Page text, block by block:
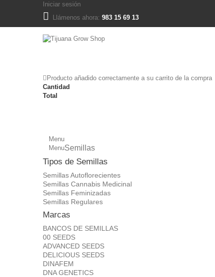
Iniciar sesión
Llámenos ahora: 983 15 69 13
Producto añadido correctamente a su carrito de la compra
Cantidad
Total
Menu
MenuSemillas
Tipos de Semillas
Semillas Autoflorecientes
Semillas Cannabis Medicinal
Semillas Feminizadas
Semillas Regulares
Marcas
BANCOS DE SEMILLAS
00 SEEDS
ADVANCED SEEDS
DELICIOUS SEEDS
DINAFEM
DNA GENETICS